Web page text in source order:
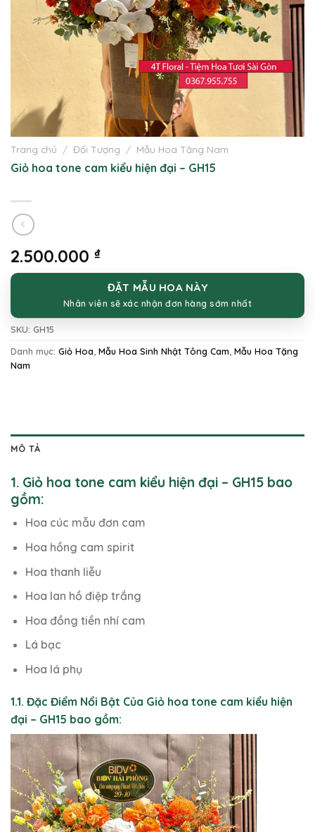
Trang chủ / Đối Tượng / Mẫu Hoa Tặng Nam
Giỏ hoa tone cam kiểu hiện đại – GH15
2.500.000 ₫
ĐẶT MẪU HOA NÀY
Nhân viên sẽ xác nhận đơn hàng sớm nhất
SKU: GH15
Danh mục: Giỏ Hoa Mẫu Hoa Sinh Nhật Tông Cam Mẫu Hoa Tặng
Nam
MÔ TẢ
1. Giỏ hoa tone cam kiểu hiện đại – GH15 bao
gồm:
Hoa cúc mẫu đơn cam
Hoa hồng cam spirit
Hoa thanh liễu
Hoa lan hồ điệp trắng
Hoa đồng tiền nhí cam
Lá bạc
Hoa lá phụ
1.1. Đặc Điểm Nổi Bật Của Giỏ hoa tone cam kiểu hiện
đại – GH15 bao gồm: